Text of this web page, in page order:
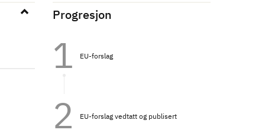
Progresjon
EU-forslag
EU-forslag vedtatt og publisert